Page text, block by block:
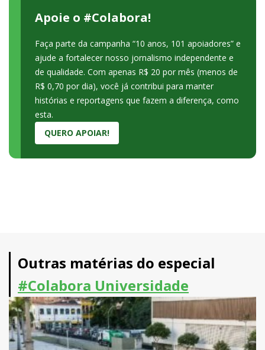
Apoie o #Colabora!
Faça parte da campanha “10 anos, 101 apoiadores” e
ajude a fortalecer nosso jornalismo independente e
de qualidade. Com apenas R$ 20 por mês (menos de
R$ 0,70 por dia), você já contribui para manter
histórias e reportagens que fazem a diferença, como
esta.
QUERO APOIAR!
Outras matérias do especial
#Colabora Universidade